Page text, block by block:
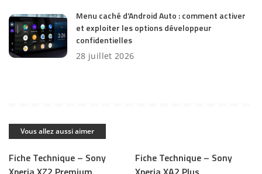
Menu caché d’Android Auto : comment activer
et exploiter les options développeur
confidentielles
28 juillet 2026
Vous allez aussi aimer
Fiche Technique – Sony
Fiche Technique – Sony